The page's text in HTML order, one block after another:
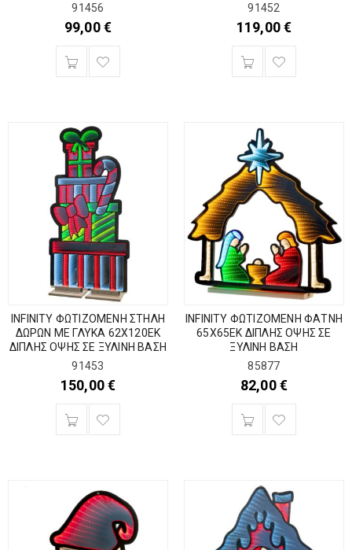
91456
99,00€
91452
119,00€
INFINITY ΦΩΤΙΖΟΜΕΝΗ ΣΤΗΛΗ
ΔΩΡΩΝ ΜΕ ΓΛΥΚΑ 62Χ120ΕΚ
ΔΙΠΛΗΣ ΟΨΗΣ ΣΕ ΞΥΛΙΝΗ ΒΑΣΗ
91453
150,00€
INFINITY ΦΩΤΙΖΟΜΕΝΗ ΦΑΤΝΗ
65Χ65ΕΚ ΔΙΠΛΗΣ ΟΨΗΣ ΣΕ
ΞΥΛΙΝΗ ΒΑΣΗ
85877
82,00€